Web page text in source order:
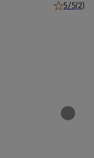
5/5(2)